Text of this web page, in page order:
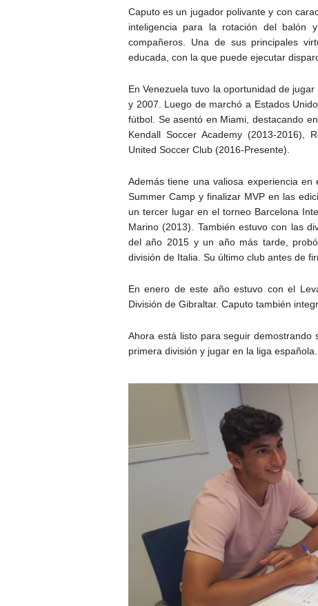
Caputo es un jugador polivante y con
inteligencia para la rotación del balón
compañeros. Una de sus principales
educada, con la que puede ejecutar
En Venezuela tuvo la oportunidad de
y 2007. Luego de marchó a Estados
fútbol. Se asentó en Miami, destacando
Kendall Soccer Academy (2013-2016),
United Soccer Club (2016-Presente).
Además tiene una valiosa experiencia
Summer Camp y finalizar MVP en las
un tercer lugar en el torneo Barcelona
Marino (2013). También estuvo con las
del año 2015 y un año más tarde,
división de Italia. Su último club antes de
En enero de este año estuvo con el
División de Gibraltar. Caputo también
Ahora está listo para seguir
primera división y jugar en la liga española.